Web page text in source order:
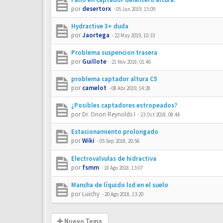
pordesertorx -05 Jun 2019, 15:09
Hydractive 3+ duda
porJaortega -22 May 2019, 10:33
Problema suspencion trasera
porGuillote -21 Nov 2018, 01:46
problema captador altura C5
porcamelot -08 Abr 2019, 14:28
¿Posibles captadores estropeados?
porDr. Orion Reynolds I -23 Oct 2018, 08:44
Estacionamiento prolongado
porWiki -05 Sep 2018, 20:56
Electrovalvulas de hidractiva
porfsmm -18 Ago 2018, 13:07
Mancha de líquido lsd en el suelo
porLuichy -20 Ago 2018, 13:20